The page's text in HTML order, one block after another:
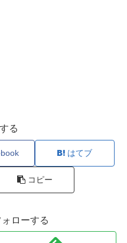
る
はてブ
コピー
ローする